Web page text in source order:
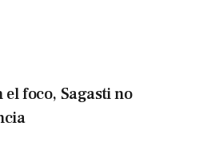
foco, Sagasti no